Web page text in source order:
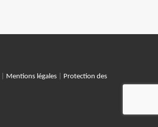
Mentions légales
Protection des